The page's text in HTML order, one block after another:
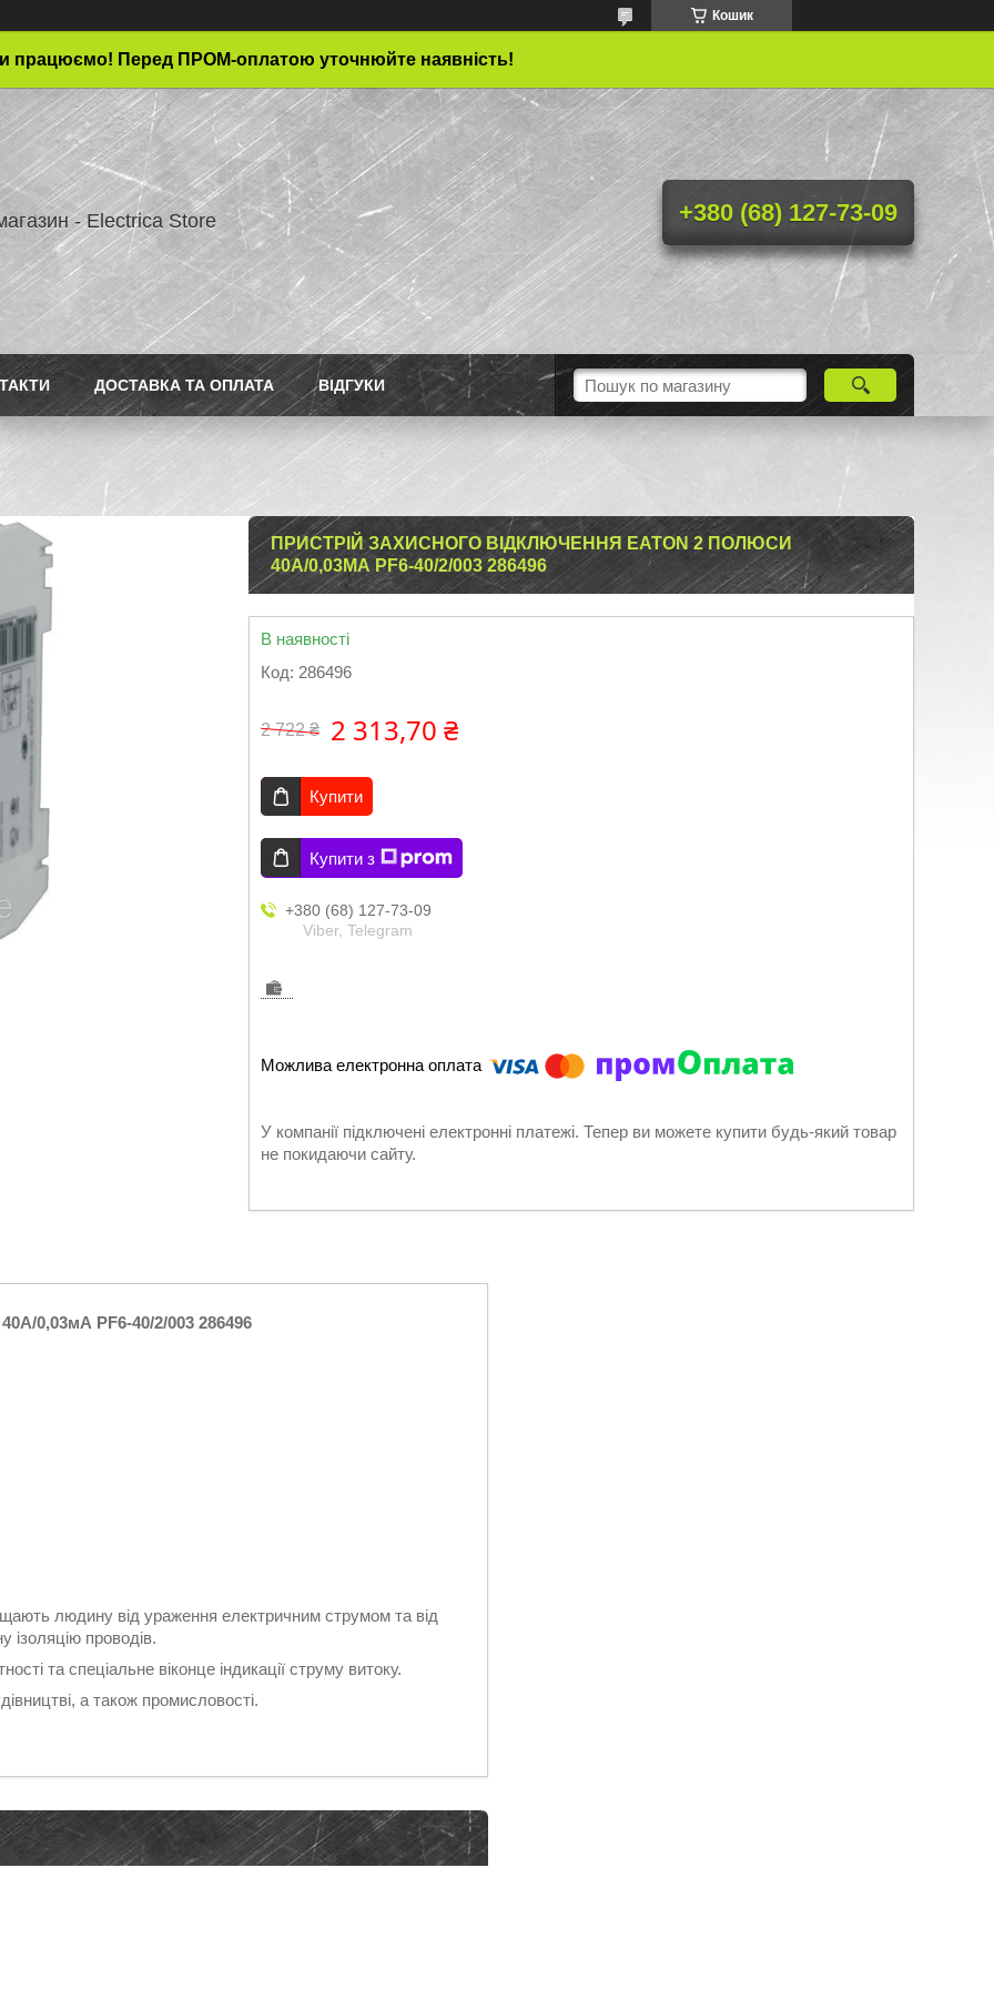
Кошик
працюємо! Перед ПРОМ-оплатою уточнюйте наявність!
- Electrica Store +380 (68) 127-73-09
ДОСТАВКА ТА ОПЛАТА ВІДГУКИ
ПРИСТРІЙ ЗАХИСНОГО ВІДКЛЮЧЕННЯ EATON 2 ПОЛЮСИ
40А/0,03МА PF6-40/2/003 286496
В наявності
Код: 286496
2 722 ₴ 2 313,70 ₴
Купити
Купити з
+380 (68) 127-73-09
Viber, Telegram
У компанії підключені електронні платежі. Тепер ви можете купити будь-який товар
не покидаючи сайту.
0,03мА PF6-40/2/003 286496
людину від ураження електричним струмом та від
ізоляцію проводів.
та спеціальне віконце індикації струму витоку.
а також промисловості.